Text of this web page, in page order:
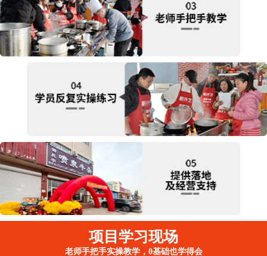
项目学习现场
老师手把手实操教学，0基础也学得会